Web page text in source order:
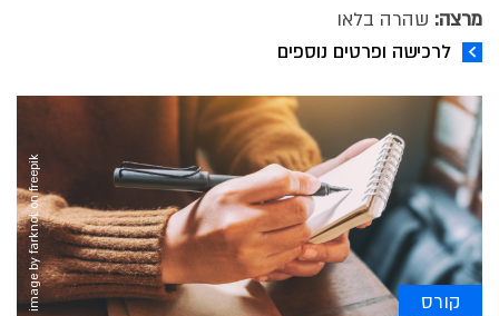
מרצה: שהרה בלאו
לרכישה ופרטים נוספים
image by farknot on freepik קורס